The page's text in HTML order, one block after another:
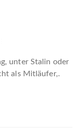
unter Stalin oder
als Mitläufer,.